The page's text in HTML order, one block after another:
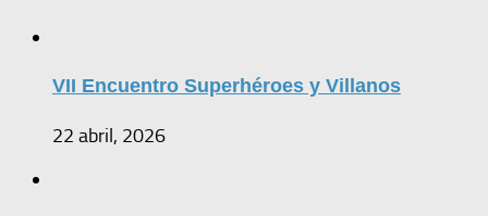
VII Encuentro Superhéroes y Villanos
22 abril, 2026